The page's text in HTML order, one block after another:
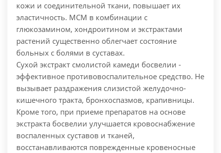
кожи и соединительной ткани, повышает их
эластичность. МСМ в комбинации с
глюкозамином, хондроитином и экстрактами
растений существенно облегчает состояние
больных с болями в суставах.
Сухой экстракт смолистой камеди босвелии -
эффективное противовоспалительное средство. Не
вызывает раздражения слизистой желудочно-
кишечного тракта, бронхоспазмов, крапивницы.
Кроме того, при приеме препаратов на основе
экстракта босвелии улучшается кровоснабжение
воспаленных суставов и тканей,
восстанавливаются поврежденные кровеносные